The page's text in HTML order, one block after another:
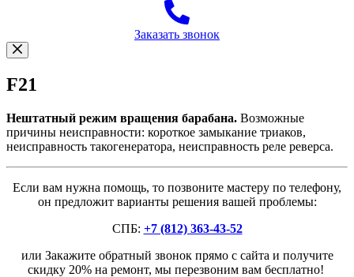
Заказать звонок
F21
Нештатный режим вращения барабана. Возможные
причины неисправности: короткое замыкание триаков,
неисправность такогенератора, неисправность реле реверса.
Если вам нужна помощь, то позвоните мастеру по телефону,
он предложит варианты решения вашей проблемы:
СПБ: +7 (812) 363-43-52
или Закажите обратный звонок прямо с сайта и получите
скидку 20% на ремонт, мы перезвоним вам бесплатно!